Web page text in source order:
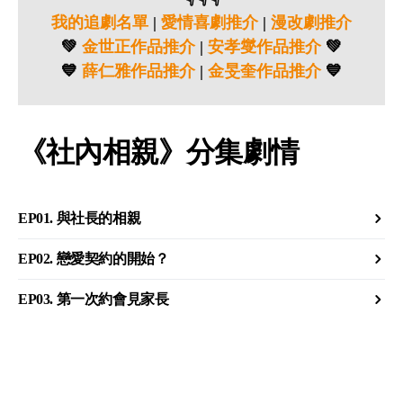
我的追劇名單 | 愛情喜劇推介| 漫改劇推介
💚 金世正作品推介| 安孝燮作品推介💚
💙 薛仁雅作品推介| 金旻奎作品推介💙
《社內相親》分集劇情
EP01. 與社長的相親
EP02. 戀愛契約的開始？
EP03. 第一次約會見家長